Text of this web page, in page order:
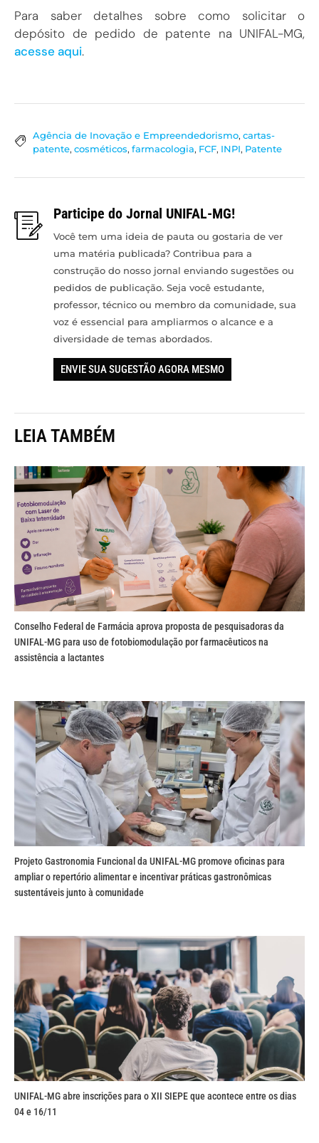
Para saber detalhes sobre como solicitar o
depósito de pedido de patente na UNIFAL-MG,
acesse aqui.
Agência de Inovação e Empreendedorismo, cartas-
patente, cosméticos, farmacologia, FCF, INPI, Patente
Participe do Jornal UNIFAL-MG!
Você tem uma ideia de pauta ou gostaria de ver
uma matéria publicada? Contribua para a
construção do nosso jornal enviando sugestões ou
pedidos de publicação. Seja você estudante,
professor, técnico ou membro da comunidade, sua
voz é essencial para ampliarmos o alcance e a
diversidade de temas abordados.
ENVIE SUA SUGESTÃO AGORA MESMO
LEIA TAMBÉM
Conselho Federal de Farmácia aprova proposta de pesquisadoras da
UNIFAL-MG para uso de fotobiomodulação por farmacêuticos na
assistência a lactantes
Projeto Gastronomia Funcional da UNIFAL-MG promove oficinas para
ampliar o repertório alimentar e incentivar práticas gastronômicas
sustentáveis junto à comunidade
UNIFAL-MG abre inscrições para o XII SIEPE que acontece entre os dias
04 e 16/11